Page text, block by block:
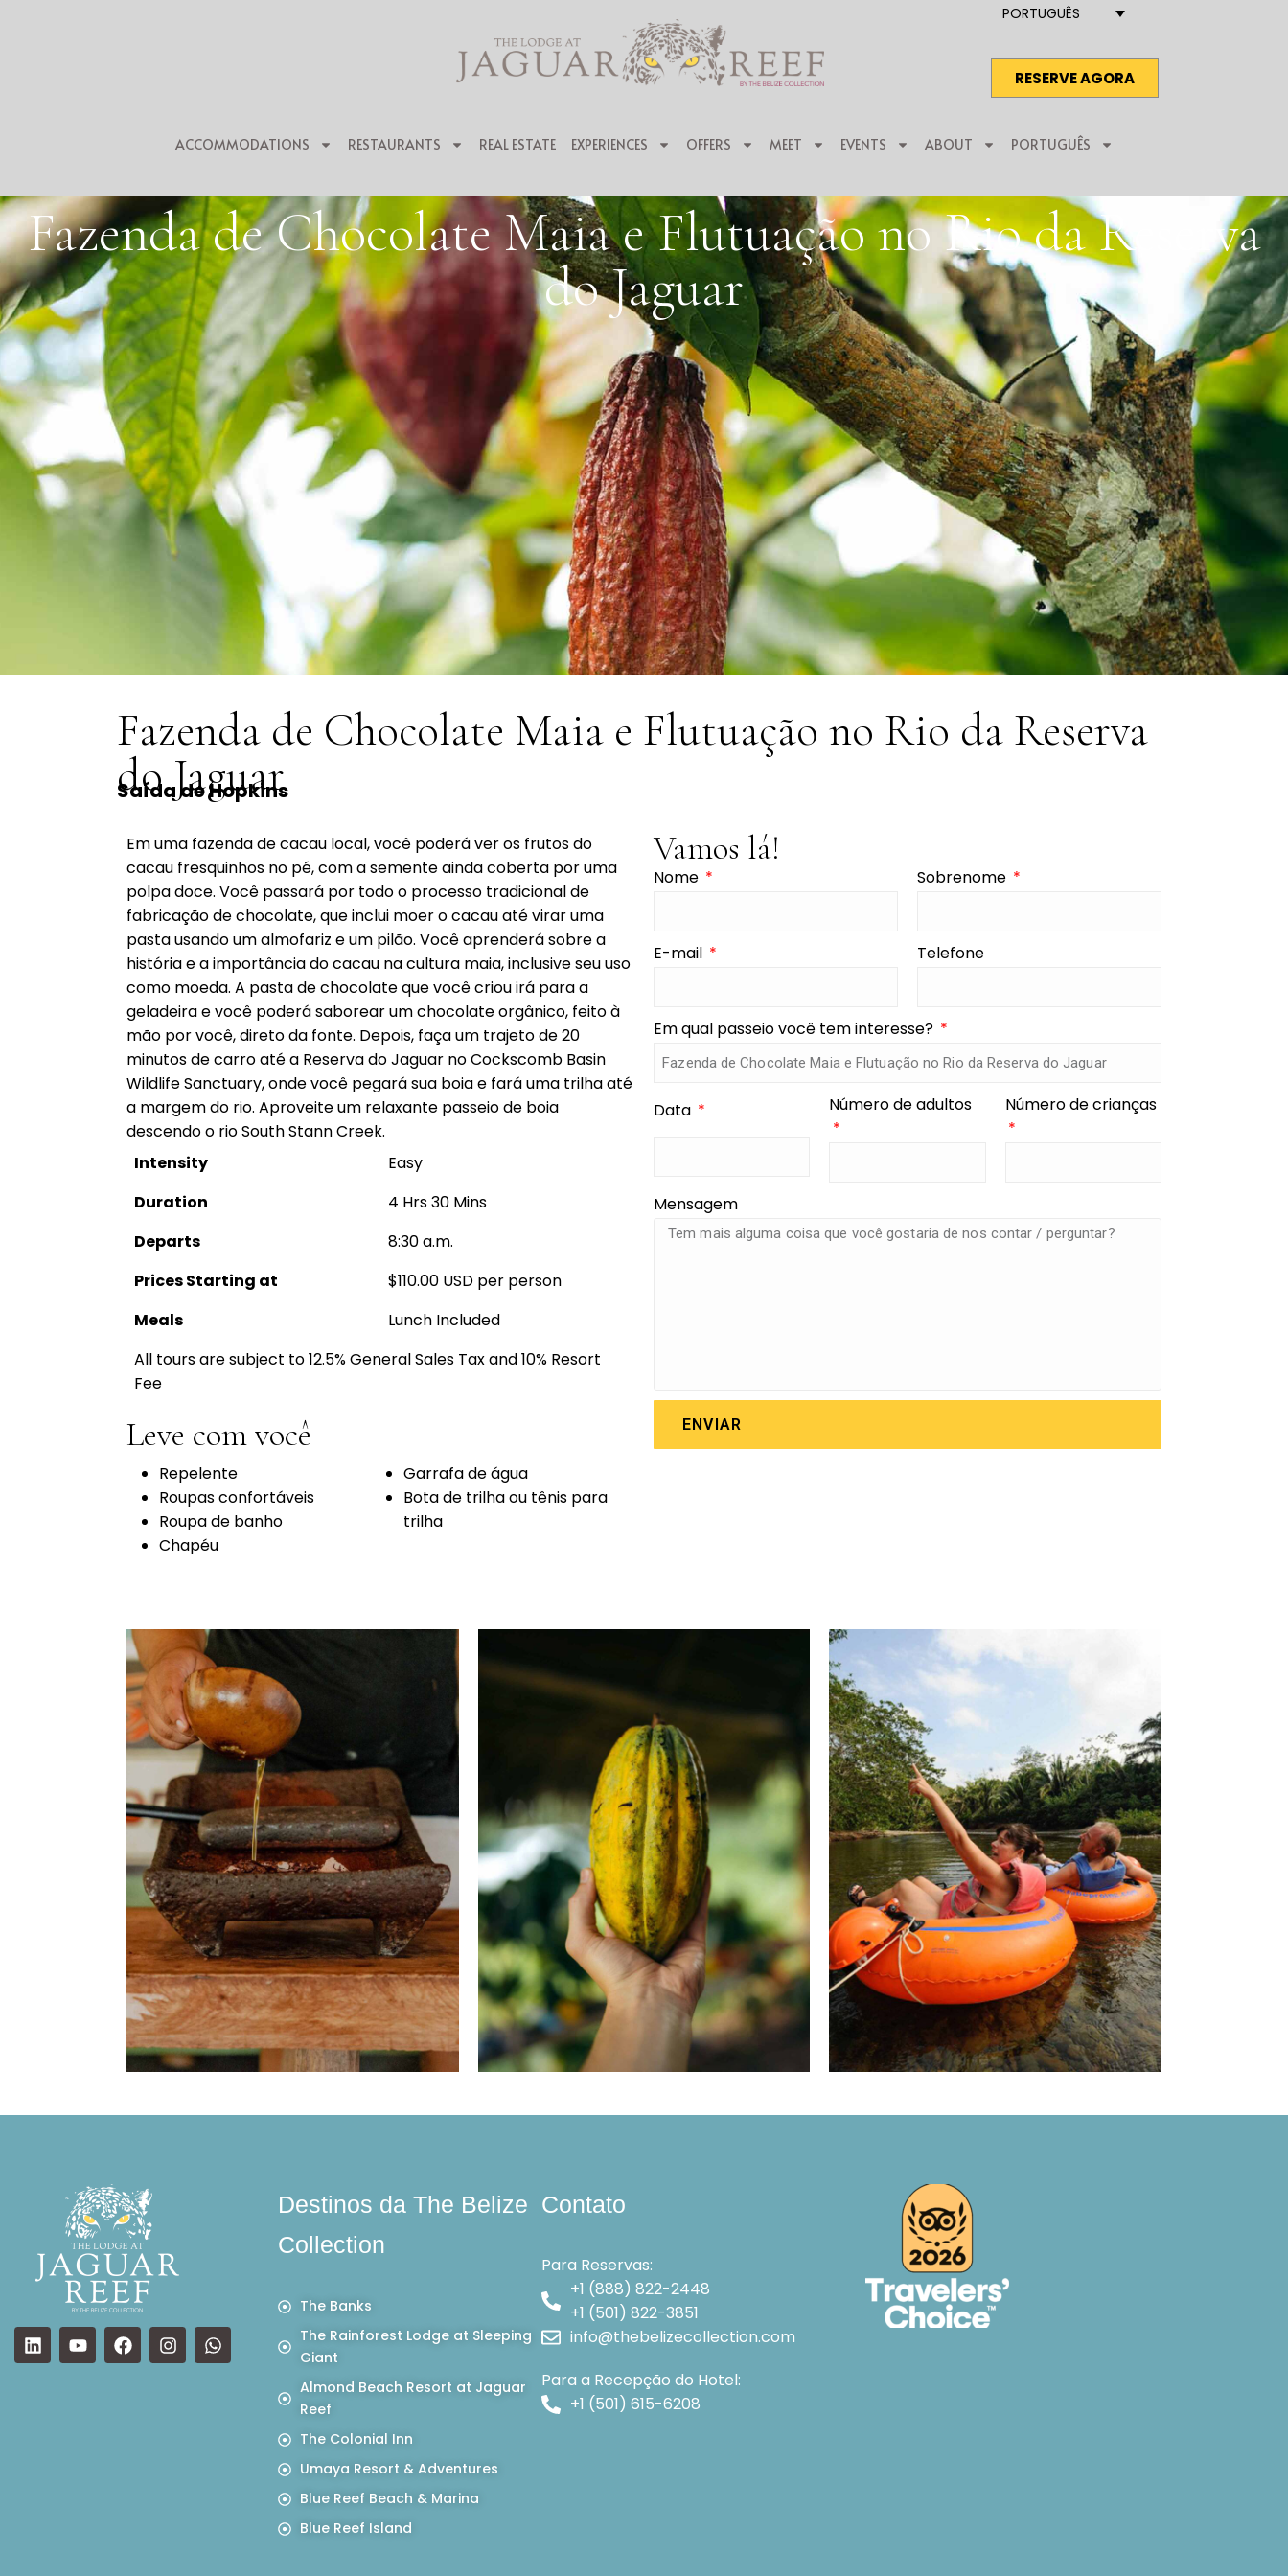
PORTUGUÊS
RESERVE AGORA
ACCOMMODATIONS RESTAURANTS REAL ESTATE EXPERIENCES OFFERS MEET EVENTS ABOUT PORTUGUÊS
Fazenda de Chocolate Maia e Flutuação no Rio da Reserva
do Jaguar
Fazenda de Chocolate Maia e Flutuação no Rio da Reserva
do Jaguar
Saída de Hopkins
Em uma fazenda de cacau local, você poderá ver os frutos do
cacau fresquinhos no pé, com a semente ainda coberta por uma
polpa doce. Você passará por todo o processo tradicional de
fabricação de chocolate, que inclui moer o cacau até virar uma
pasta usando um almofariz e um pilão. Você aprenderá sobre a
história e a importância do cacau na cultura maia, inclusive seu uso
como moeda. A pasta de chocolate que você criou irá para a
geladeira e você poderá saborear um chocolate orgânico, feito à
mão por você, direto da fonte. Depois, faça um trajeto de 20
minutos de carro até a Reserva do Jaguar no Cockscomb Basin
Wildlife Sanctuary, onde você pegará sua boia e fará uma trilha até
a margem do rio. Aproveite um relaxante passeio de boia
descendo o rio South Stann Creek.
Intensity
Easy
Duration
4 Hrs 30 Mins
Departs
8:30 a.m.
Prices Starting at
$110.00 USD per person
Meals
Lunch Included
All tours are subject to 12.5% General Sales Tax and 10% Resort
Fee
Leve com você
Repelente
Roupas confortáveis
Roupa de banho
Chapéu
Garrafa de água
Bota de trilha ou tênis para
trilha
Vamos lá!
Nome Sobrenome
E-mail Telefone
Em qual passeio você tem interesse?
Data Número de adultos Número de crianças
Mensagem
ENVIAR
Destinos da The Belize
Collection
The Banks
The Rainforest Lodge at Sleeping
Giant
Almond Beach Resort at Jaguar
Reef
The Colonial Inn
Umaya Resort & Adventures
Blue Reef Beach & Marina
Blue Reef Island
Contato
Para Reservas:
+1 (888) 822-2448
+1 (501) 822-3851
info@thebelizecollection.com
Para a Recepção do Hotel:
+1 (501) 615-6208